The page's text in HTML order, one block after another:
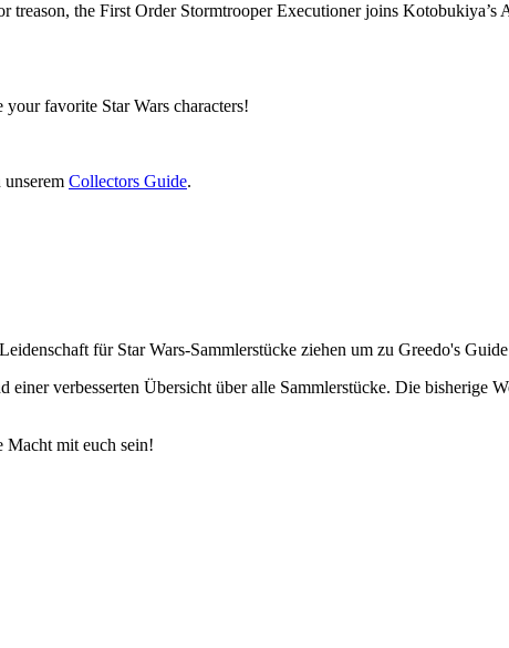
treason, the First Order Stormtrooper Executioner joins
your favorite Star Wars characters!
Collectors Guide.
für Star Wars-Sammlerstücke ziehen um zu Greedo's
verbesserten Übersicht über alle Sammlerstücke. Die bisherige
Macht mit euch sein!